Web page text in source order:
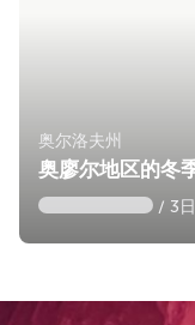
奥尔洛夫州
奥廖尔地区的冬
/ 3日